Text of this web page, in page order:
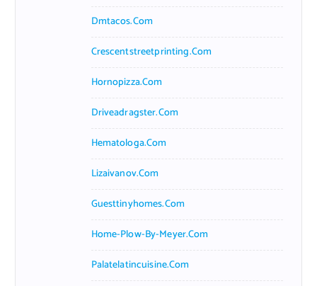
Dmtacos.com
Crescentstreetprinting.com
Hornopizza.com
Driveadragster.com
Hematologa.com
Lizaivanov.com
Guesttinyhomes.com
Home-Plow-By-Meyer.com
Palatelatincuisine.com